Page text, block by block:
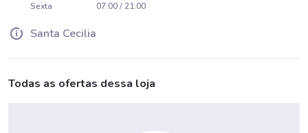
Sexta 07:00 / 21:00
Santa Cecilia
Todas as ofertas dessa loja